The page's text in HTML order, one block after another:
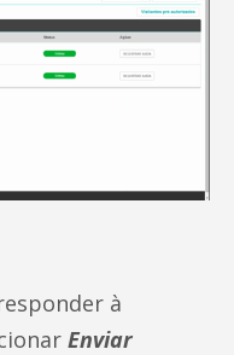
à
Enviar